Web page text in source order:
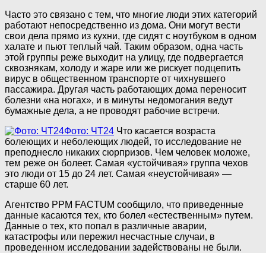
Часто это связано с тем, что многие люди этих категорий
работают непосредственно из дома. Они могут вести
свои дела прямо из кухни, где сидят с ноутбуком в одном
халате и пьют теплый чай. Таким образом, одна часть
этой группы реже выходит на улицу, где подвергается
сквознякам, холоду и жаре или же рискует подцепить
вирус в общественном транспорте от чихнувшего
пассажира. Другая часть работающих дома переносит
болезни «на ногах», и в минуты недомогания ведут
бумажные дела, а не проводят рабочие встречи.
Фото: ЧТ24 Что касается возраста
болеющих и неболеющих людей, то исследование не
преподнесло никаких сюрпризов. Чем человек моложе,
тем реже он болеет. Самая «устойчивая» группа чехов
это люди от 15 до 24 лет. Самая «неустойчивая» —
старше 60 лет.
Агентство PPM FACTUM сообщило, что приведенные
данные касаются тех, кто болел «естественным» путем.
Данные о тех, кто попал в различные аварии,
катастрофы или пережил несчастные случаи, в
проведенном исследовании задействованы не были.